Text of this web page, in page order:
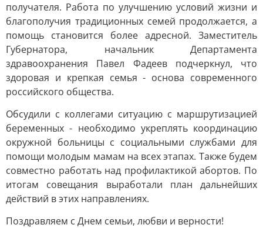
получателя. Работа по улучшению условий жизни и
благополучия традиционных семей продолжается, а
помощь становится более адресной. Заместитель
Губернатора, начальник Департамента
здравоохранения Павел Фадеев подчеркнул, что
здоровая и крепкая семья - основа современного
российского общества.
Обсудили с коллегами ситуацию с маршрутизацией
беременных - необходимо укреплять координацию
окружной больницы с социальными службами для
помощи молодым мамам на всех этапах. Также будем
совместно работать над профилактикой абортов. По
итогам совещания выработали план дальнейших
действий в этих направлениях.
Поздравляем с Днем семьи, любви и верности!